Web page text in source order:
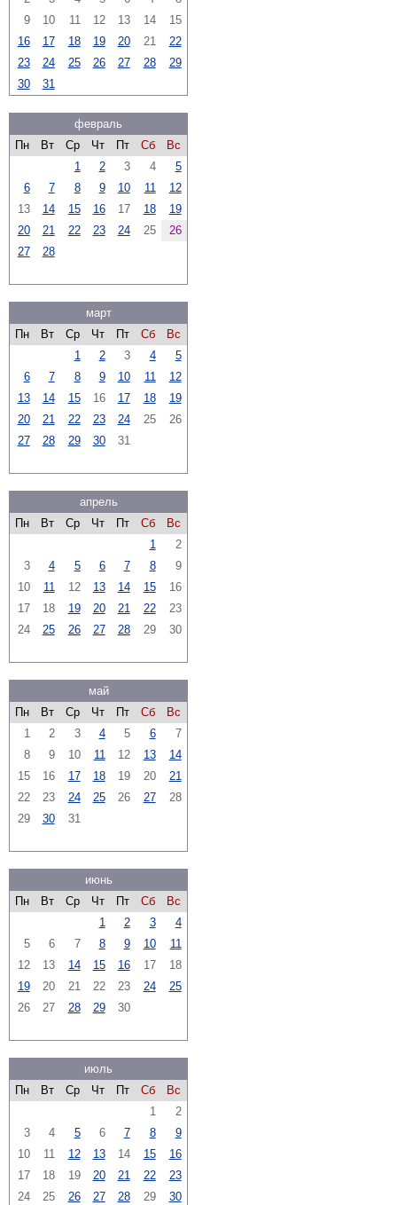
9
10 11 12 13 14
15
16
17 18 19 20 21
22
23
24 25 26 27 28
29
30
31
февраль
Пн
Вт Ср Чт Пт Сб
Вс
1
2 3 4
5
6
7 8 9 10 11
12
13
14 15 16 17 18
19
20
21 22 23 24 25
26
27
28
март
Пн
Вт Ср Чт Пт Сб
Вс
1
2 3 4
5
6
7 8 9 10 11
12
13
14 15 16 17 18
19
20
21 22 23 24 25
26
27
28 29 30 31
апрель
Пн
Вт Ср Чт Пт Сб
Вс
1
2
3
4 5 6 7 8
9
10
11 12 13 14 15
16
17
18 19 20 21 22
23
24
25 26 27 28 29 30
май
Пн
Вт Ср Чт Пт Сб
Вс
1
2 3 4 5 6
7
8
9 10 11 12 13
14
15
16 17 18 19 20
21
22
23 24 25 26 27
28
29
30 31
июнь
Пн
Вт Ср Чт Пт Сб
Вс
1
2 3
4
5
6 7 8 9 10
11
12
13 14 15 16 17
18
19
20 21 22 23 24
25
26
27 28 29 30
июль
Пн
Вт Ср Чт Пт Сб
Вс
1
2
3
4 5 6 7 8
9
10
11 12 13 14 15
16
17
18 19 20 21 22
23
24
25 26 27 28 29
30